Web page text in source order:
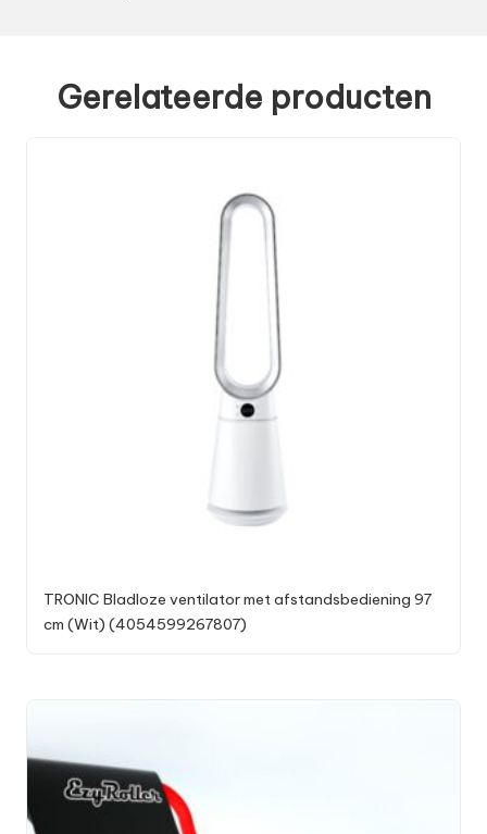
Gerelateerde producten
TRONIC Bladloze ventilator met afstandsbediening 97
cm (Wit) (4054599267807)